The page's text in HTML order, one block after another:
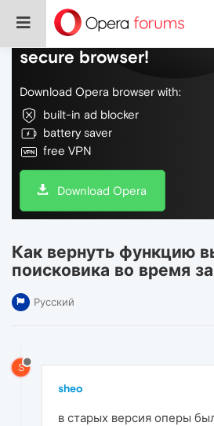
Do more on the web,
secure browser!
Download Opera browser with:
built-in ad blocker
battery saver
free VPN
Download Opera
Как вернуть функцию
поисковика во время
Русский
S
sheo
в старых версия оперы